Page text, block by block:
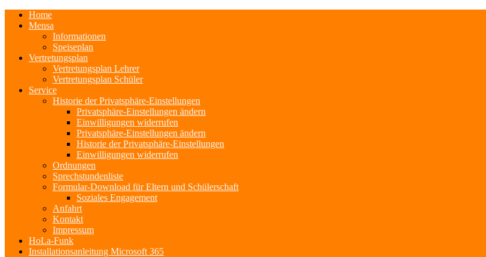
Home
Mensa
Informationen
Speiseplan
Vertretungsplan
Vertretungsplan Lehrer
Vertretungsplan Schüler
Service
Historie der Privatsphäre-Einstellungen
Privatsphäre-Einstellungen ändern
Einwilligungen widerrufen
Privatsphäre-Einstellungen ändern
Historie der Privatsphäre-Einstellungen
Einwilligungen widerrufen
Ordnungen
Sprechstundenliste
Formular-Download für Eltern und Schülerschaft
Soziales Engagement
Anfahrt
Kontakt
Impressum
HoLa-Funk
Installationsanleitung Microsoft 365